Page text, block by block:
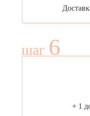
шаг 6
+ 1